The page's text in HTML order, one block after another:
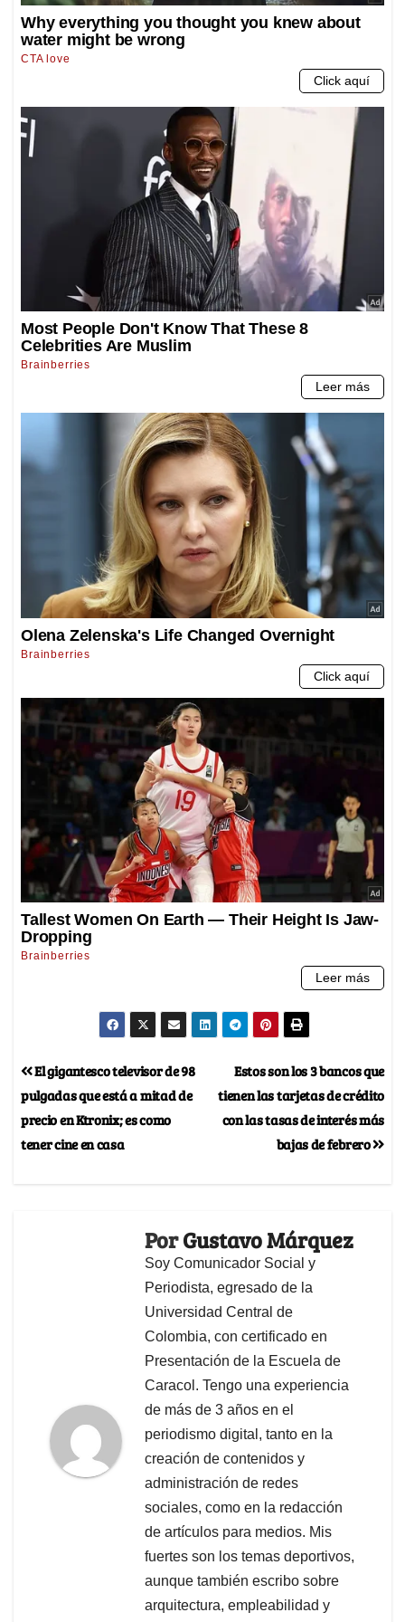
Estos son los 3 bancos que
tienen las tarjetas de crédito
con las tasas de interés más
bajas de febrero
El gigantesco televisor de 98
pulgadas que está a mitad de
precio en Ktronix; es como
tener cine en casa
PorGustavo Márquez
Soy Comunicador Social y
Periodista, egresado de la
Universidad Central de
Colombia, con certificado en
Presentación de la Escuela de
Caracol. Tengo una experiencia
de más de 3 años en el
periodismo digital, tanto en la
creación de contenidos y
administración de redes
sociales, como en la redacción
de artículos para medios. Mis
fuertes son los temas deportivos,
aunque también escribo sobre
arquitectura, empleabilidad y